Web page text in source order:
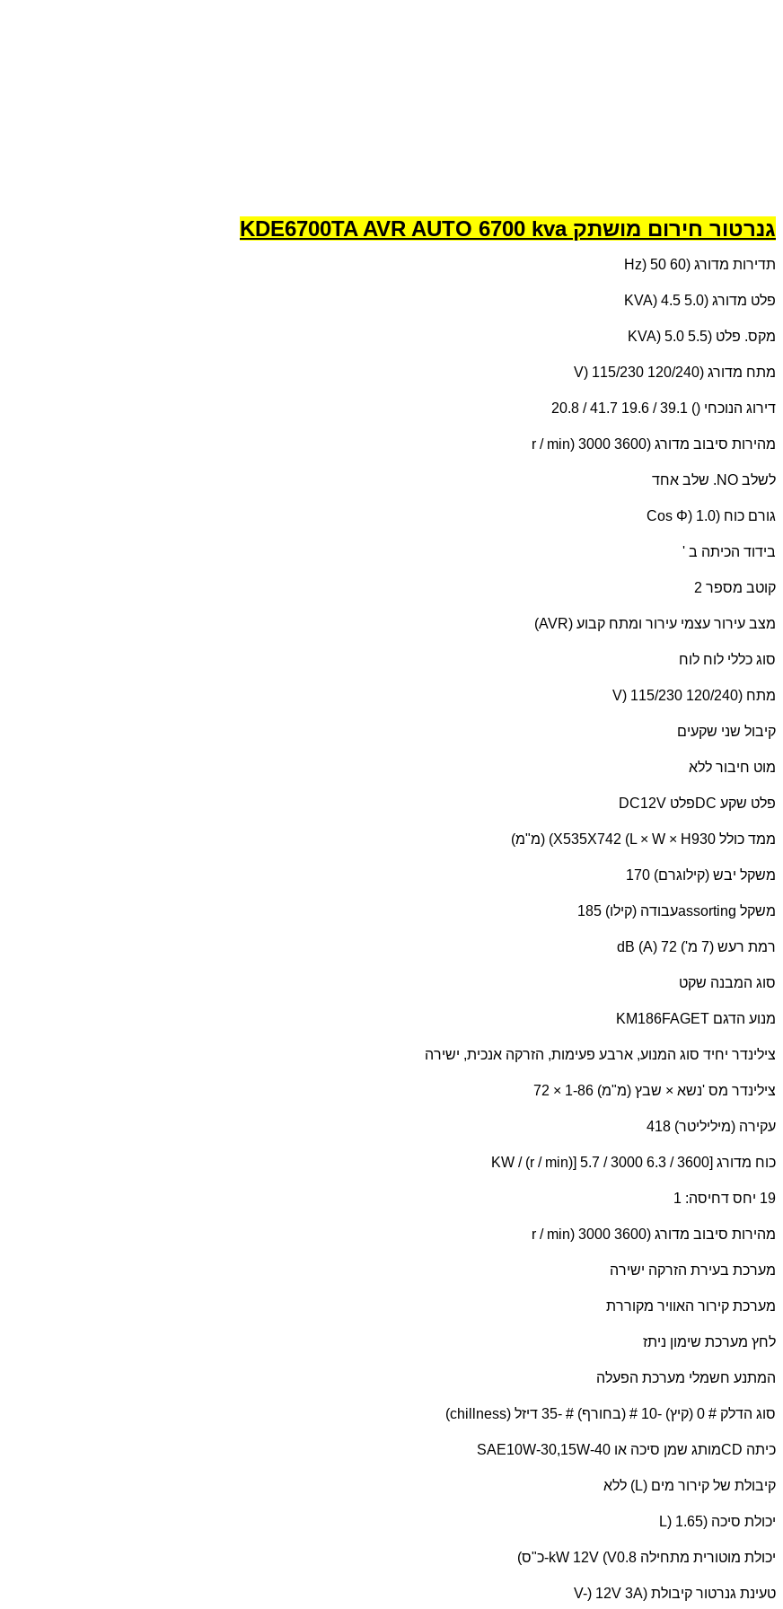
גנרטור חירום מושתק KDE6700TA AVR AUTO 6700 kva
תדירות מדורג (Hz) 50 60
פלט מדורג (KVA) 4.5 5.0
מקס. פלט (KVA) 5.0 5.5
מתח מדורג (V) 115/230 120/240
דירוג הנוכחי () 39.1 / 19.6 41.7 / 20.8
מהירות סיבוב מדורג (r / min) 3000 3600
לשלב NO. שלב אחד
גורם כוח (Cos Φ) 1.0
בידוד הכיתה ב '
קוטב מספר 2
מצב עירור עצמי עירור ומתח קבוע (AVR
)
סוג כללי לוח לוח
מתח (V) 115/230 120/240
קיבול שני שקעים
מוט חיבור ללא
פלט שקע DCפלט DC12V
ממד כולל 930 X535X742 (L × W × H) (מ"מ)
משקל יבש (קילוגרם) 170
משקל assortingעבודה (קילו) 185
רמת רעש (7 מ') dB (A) 72
סוג המבנה שקט
מנוע הדגם KM186FAGET
צילינדר יחיד סוג המנוע, ארבע פעימות, הזרקה אנכית, ישירה
צילינדר מס 'נשא × שבץ (מ"מ) 1-86 × 72
עקירה (מיליליטר) 418
כוח מדורג [KW / (r / min)] 5.7 / 3000 6.3 / 3600
19 יחס דחיסה: 1
מהירות סיבוב מדורג (r / min) 3000 3600
מערכת בעירת הזרקה ישירה
מערכת קירור האוויר מקוררת
לחץ מערכת שימון ניתז
המתנע חשמלי מערכת הפעלה
סוג הדלק # 0 (קיץ) -10 # (בחורף) # -35 דיזל ( chillness
)
כיתה CDמותג שמן סיכה או SAE10W-30,15W-40
קיבולת של קירור מים (L) ללא
יכולת סיכה (L) 1.65
יכולת מוטורית מתחילה 0.8 kW 12V (V-כ"ס)
טעינת גנרטור קיבולת (V-) 12V 3A